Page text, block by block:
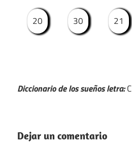
20 30 21
Diccionario de los sueños letra:C
Dejar un comentario